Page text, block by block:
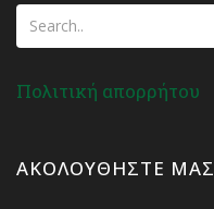
Πολιτική απορρήτου
ΑΚΟΛΟΥΘΉΣΤΕ ΜΑΣ